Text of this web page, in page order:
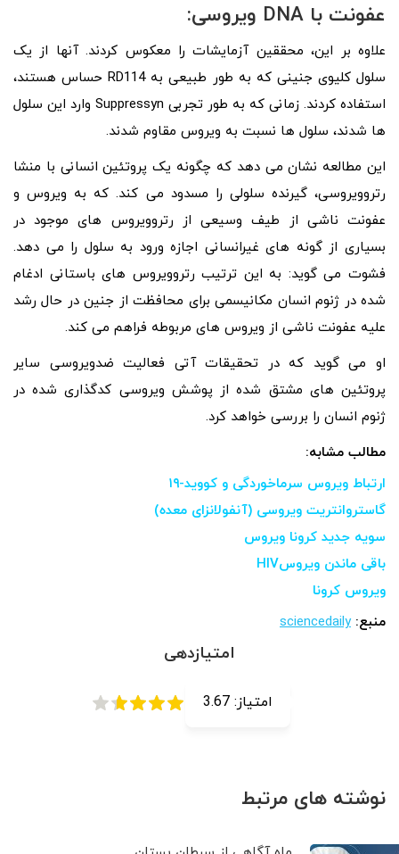
عفونت با DNA ویروسی:
علاوه بر این، محققین آزمایشات را معکوس کردند. آنها از یک
سلول کلیوی جنینی که به طور طبیعی به RD114 حساس هستند،
استفاده کردند. زمانی که به طور تجربی Suppressyn وارد این سلول
ها شدند، سلول ها نسبت به ویروس مقاوم شدند.
این مطالعه نشان می دهد که چگونه یک پروتئین انسانی با منشا
رتروویروسی، گیرنده سلولی را مسدود می کند. که به ویروس و
عفونت ناشی از طیف وسیعی از رتروویروس های موجود در
بسیاری از گونه های غیرانسانی اجازه ورود به سلول را می دهد.
فشوت می گوید: به این ترتیب رتروویروس های باستانی ادغام
شده در ژنوم انسان مکانیسمی برای محافظت از جنین در حال رشد
علیه عفونت ناشی از ویروس های مربوطه فراهم می کند.
او می گوید که در تحقیقات آتی فعالیت ضدویروسی سایر
پروتئین های مشتق شده از پوشش ویروسی کدگذاری شده در
ژنوم انسان را بررسی خواهد کرد.
مطالب مشابه:
ارتباط ویروس سرماخوردگی و کووید-۱۹
گاستروانتریت ویروسی (آنفولانزای معده)
سویه جدید کرونا ویروس
باقی ماندن ویروسHIV
ویروس کرونا
منبع:sciencedaily
امتیازدهی
امتیاز:3.67
نوشته های مرتبط